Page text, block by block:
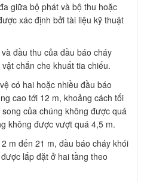
giữa bộ phát và bộ thu hoặc
xác định bởi tài liệu kỹ thuật
đầu thu của đầu báo cháy
chắn che khuất tia chiếu.
có hai hoặc nhiều đầu báo
cao tới 12 m, khoảng cách tối
của chúng không được quá
không được vượt quá 4,5 m.
m đến 21 m, đầu báo cháy khói
lắp đặt ở hai tầng theo